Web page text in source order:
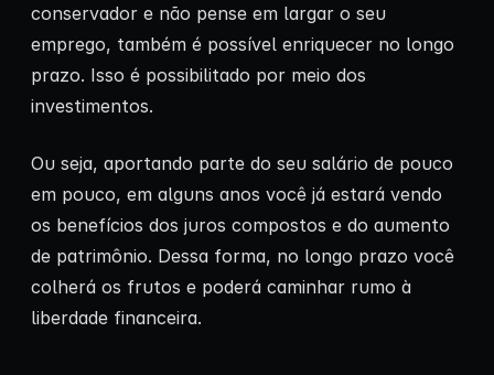
conservador e não pense em largar o seu
emprego, também é possível enriquecer no longo
prazo. Isso é possibilitado por meio dos
investimentos.
Ou seja, aportando parte do seu salário de pouco
em pouco, em alguns anos você já estará vendo
os benefícios dos juros compostos e do aumento
de patrimônio. Dessa forma, no longo prazo você
colherá os frutos e poderá caminhar rumo à
liberdade financeira.